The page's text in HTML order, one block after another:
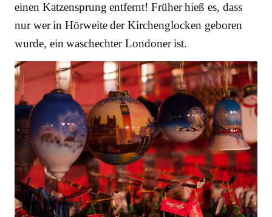
einen Katzensprung entfernt! Früher hieß es, dass
nur wer in Hörweite der Kirchenglocken geboren
wurde, ein waschechter Londoner ist.